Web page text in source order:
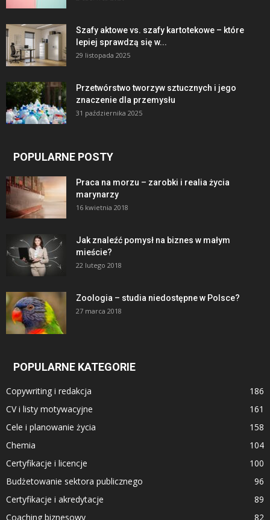
Szafy aktowe vs. szafy kartotekowe – które
lepiej sprawdzą się w...
29 listopada 2025
Przetwórstwo tworzyw sztucznych i jego
znaczenie dla przemysłu
31 października 2025
POPULARNE POSTY
Praca na morzu – zarobki i realia życia
marynarzy
16 kwietnia 2018
Jak znaleźć pomysł na biznes w małym
mieście?
22 lutego 2018
Zoologia – studia niedostępne w Polsce?
27 marca 2018
POPULARNE KATEGORIE
Copywriting i redakcja
186
CV i listy motywacyjne
161
Cele i planowanie życia
158
Chemia
104
Certyfikacje i licencje
100
Budżetowanie sektora publicznego
96
Certyfikacje i akredytacje
89
Coaching biznesowy
82